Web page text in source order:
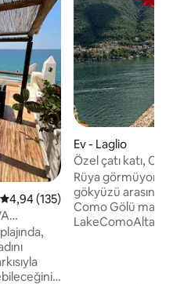
5 üzerinden ortalama 4,94
4,94 (135)
Ev - Laglio
Özel çatı katı,
Clooney Laglio
Rüya
gökyüzü arasında
Como Gölü